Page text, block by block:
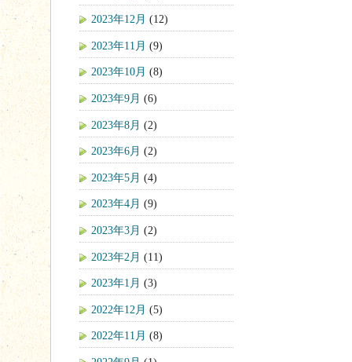
2023年12月 (12)
2023年11月 (9)
2023年10月 (8)
2023年9月 (6)
2023年8月 (2)
2023年6月 (2)
2023年5月 (4)
2023年4月 (9)
2023年3月 (2)
2023年2月 (11)
2023年1月 (3)
2022年12月 (5)
2022年11月 (8)